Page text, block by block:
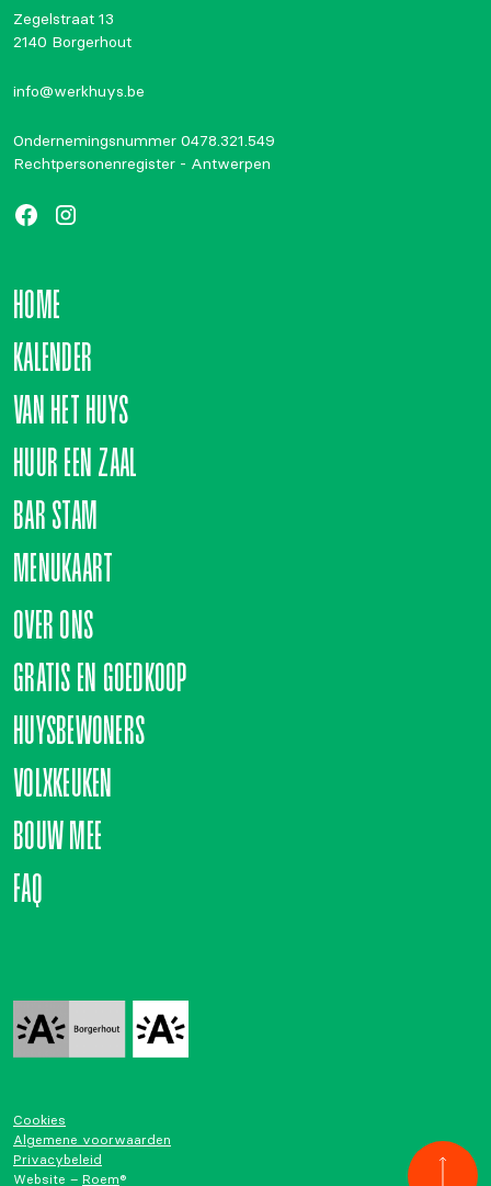
Zegelstraat 13
2140 Borgerhout
info@werkhuys.be
Ondernemingsnummer 0478.321.549
Rechtpersonenregister - Antwerpen
HOME
KALENDER
VAN HET HUYS
HUUR EEN ZAAL
BAR STAM
MENUKAART
OVER ONS
GRATIS EN GOEDKOOP
HUYSBEWONERS
VOLXKEUKEN
BOUW MEE
FAQ
Website – Roem®
Privacybeleid
Algemene voorwaarden
Cookies